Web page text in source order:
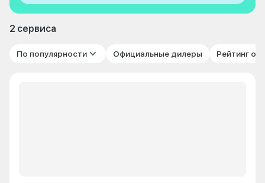
2 сервиса
По популярности Официальные дилеры Рейтинг